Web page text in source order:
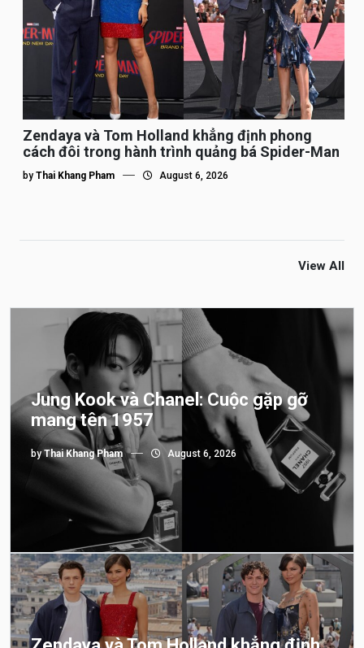
Zendaya và Tom Holland khẳng định phong
cách đôi trong hành trình quảng bá Spider-Man
by Thai Khang Pham August 6, 2026
View All
Jung Kook và Chanel: Cuộc gặp gỡ
mang tên 1957
byThai Khang Pham August 6, 2026